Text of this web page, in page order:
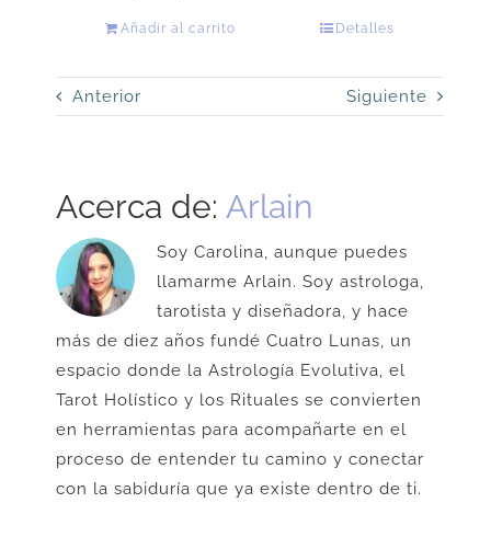
Añadir al carrito Detalles
Anterior Siguiente
Acerca de:Arlain
Soy Carolina, aunque puedes
llamarme Arlain. Soy astrologa,
tarotista y diseñadora, y hace
más de diez años fundé Cuatro Lunas, un
espacio donde la Astrología Evolutiva, el
Tarot Holístico y los Rituales se convierten
en herramientas para acompañarte en el
proceso de entender tu camino y conectar
con la sabiduría que ya existe dentro de ti.